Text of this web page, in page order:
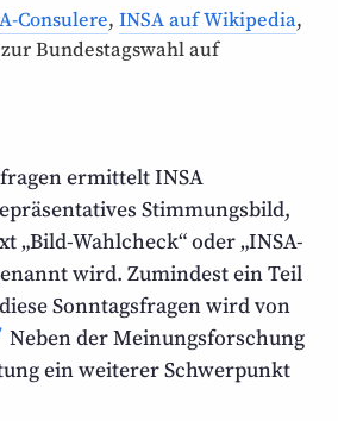
Consulere,INSA auf Wikipedia,
Bundestagswahl auf
ermittelt INSA
Stimmungs­bild,
„Bild-Wahl­check“ oder „INSA-
wird. Zumindest ein Teil
Sonntags­fragen wird von
Neben der Meinungs­forschung
ein weiterer Schwerpunkt